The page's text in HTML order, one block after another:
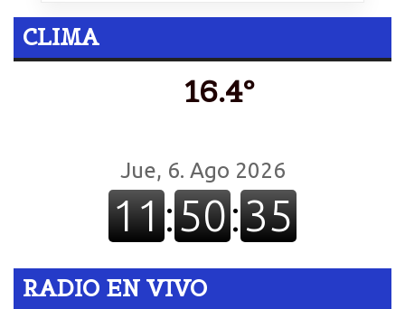
CLIMA
16.4º
RADIO EN VIVO